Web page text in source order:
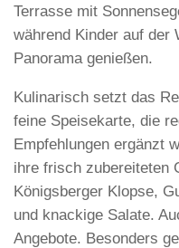
Terrasse mit
während Kinder auf der
Panorama genießen.
Kulinarisch setzt das
feine Speisekarte, die
Empfehlungen ergänzt
ihre frisch zubereiteten
Königsberger Klopse,
und knackige Salate.
Angebote. Besonders